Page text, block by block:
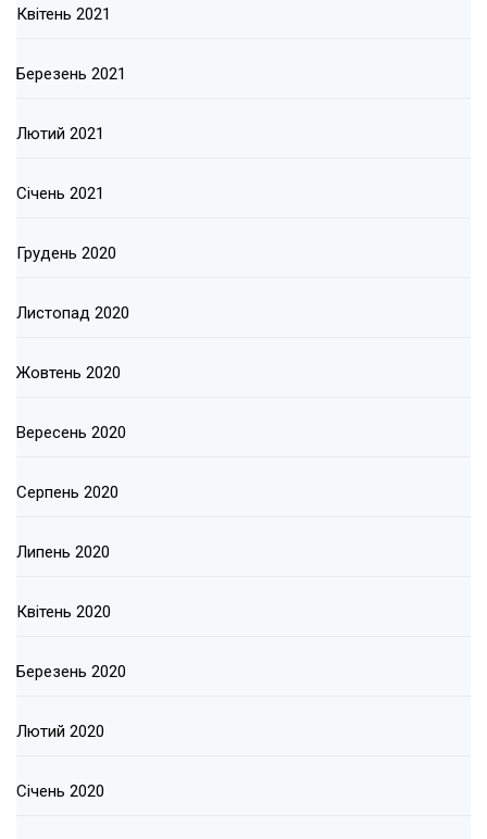
Квітень 2021
Березень 2021
Лютий 2021
Січень 2021
Грудень 2020
Листопад 2020
Жовтень 2020
Вересень 2020
Серпень 2020
Липень 2020
Квітень 2020
Березень 2020
Лютий 2020
Січень 2020